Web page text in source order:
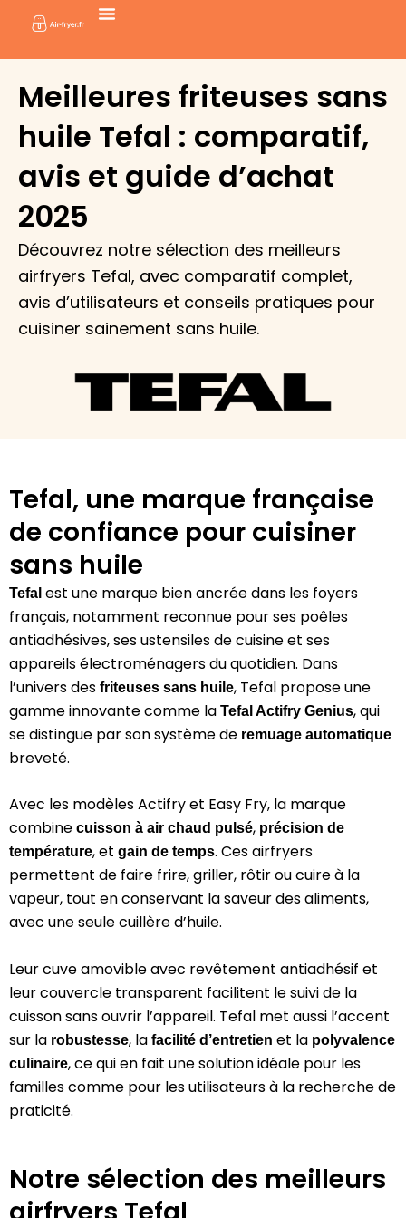
contenu
Meilleures friteuses sans
huile Tefal : comparatif,
avis et guide d’achat
2025
Découvrez notre sélection des meilleurs
airfryers Tefal, avec comparatif complet,
avis d’utilisateurs et conseils pratiques pour
cuisiner sainement sans huile.
Tefal, une marque française
de confiance pour cuisiner
sans huile
Tefal est une marque bien ancrée dans les foyers
français, notamment reconnue pour ses poêles
antiadhésives, ses ustensiles de cuisine et ses
appareils électroménagers du quotidien. Dans
l’univers des friteuses sans huile, Tefal propose une
gamme innovante comme la Tefal Actifry Genius, qui
se distingue par son système de remuage automatique
breveté.
Avec les modèles Actifry et Easy Fry, la marque
combine cuisson à air chaud pulsé, précision de
température, et gain de temps. Ces airfryers
permettent de faire frire, griller, rôtir ou cuire à la
vapeur, tout en conservant la saveur des aliments,
avec une seule cuillère d’huile.
Leur cuve amovible avec revêtement antiadhésif et
leur couvercle transparent facilitent le suivi de la
cuisson sans ouvrir l’appareil. Tefal met aussi l’accent
sur la robustesse, la facilité d’entretien et la polyvalence
culinaire, ce qui en fait une solution idéale pour les
familles comme pour les utilisateurs à la recherche de
praticité.
Notre sélection des meilleurs